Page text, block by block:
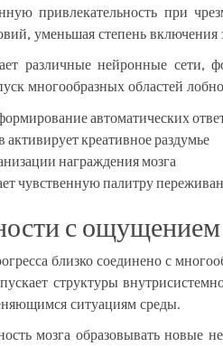
привлекательность при
уменьшая степень включения
различные нейронные
многообразных областей
автоматических
креативное раздумье
награждения мозга
чувственную палитру
с ощущением
близко соединено с
структуры
ситуациям среды.
мозга образовывать новые